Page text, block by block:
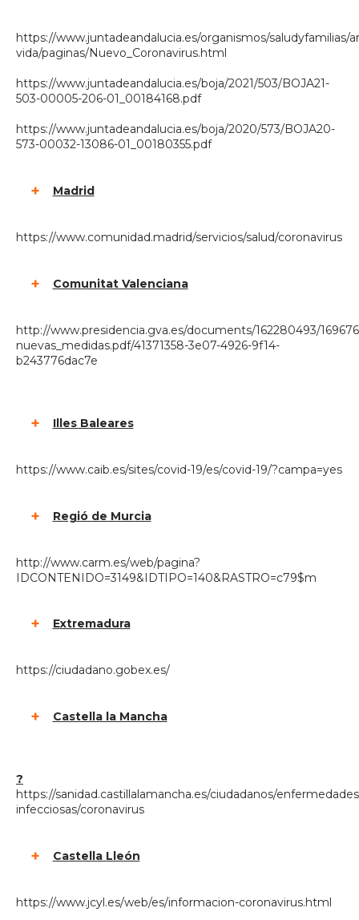
https://www.juntadeandalucia.es/organismos/saludyfamilias/
vida/paginas/Nuevo_Coronavirus.html
https://www.juntadeandalucia.es/boja/2021/503/BOJA21-
503-00005-206-01_00184168.pdf
https://www.juntadeandalucia.es/boja/2020/573/BOJA20-
573-00032-13086-01_00180355.pdf
Madrid
https://www.comunidad.madrid/servicios/salud/coronavirus
Comunitat Valenciana
http://www.presidencia.gva.es/documents/162280493/
nuevas_medidas.pdf/41371358-3e07-4926-9f14-
b243776dac7e
Illes Baleares
https://www.caib.es/sites/covid-19/es/covid-19/?campa=yes
Regió de Murcia
http://www.carm.es/web/pagina?
IDCONTENIDO=3149&IDTIPO=140&RASTRO=c79$m
Extremadura
https://ciudadano.gobex.es/
Castella la Mancha
?
https://sanidad.castillalamancha.es/ciudadanos/
infecciosas/coronavirus
Castella Lleón
https://www.jcyl.es/web/es/informacion-coronavirus.html